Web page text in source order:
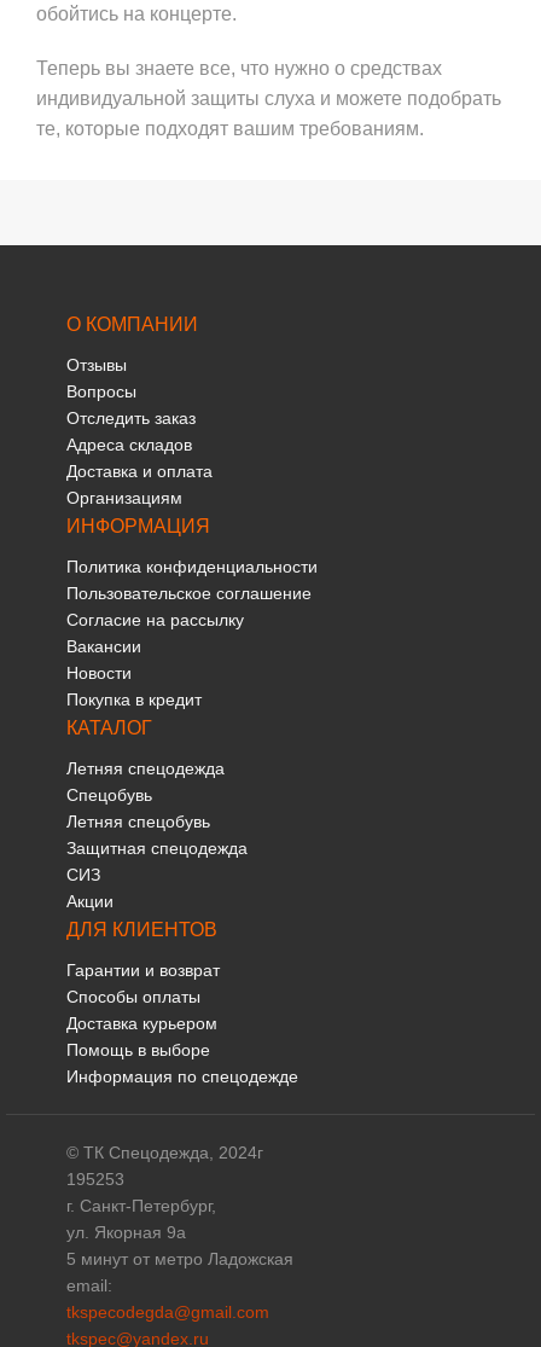
обойтись на концерте.
Теперь вы знаете все, что нужно о средствах
индивидуальной защиты слуха и можете подобрать
те, которые подходят вашим требованиям.
О КОМПАНИИ
Отзывы
Вопросы
Отследить заказ
Адреса складов
Доставка и оплата
Организациям
ИНФОРМАЦИЯ
Политика конфиденциальности
Пользовательское соглашение
Согласие на рассылку
Вакансии
Новости
Покупка в кредит
КАТАЛОГ
Летняя спецодежда
Спецобувь
Летняя спецобувь
Защитная спецодежда
СИЗ
Акции
ДЛЯ КЛИЕНТОВ
Гарантии и возврат
Способы оплаты
Доставка курьером
Помощь в выборе
Информация по спецодежде
© ТК Спецодежда, 2024г
195253
г. Санкт-Петербург,
ул. Якорная 9а
5 минут от метро Ладожская
email:
tkspecodegda@gmail.com
tkspec@yandex.ru